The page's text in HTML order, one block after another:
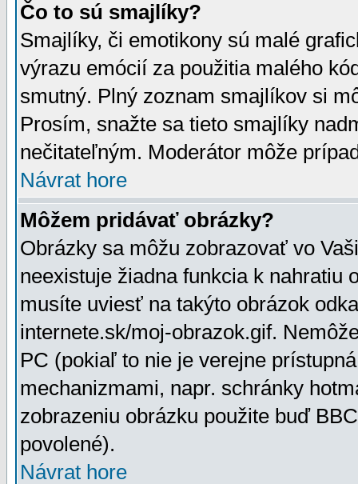
Čo to sú smajlíky?
Smajlíky, či emotikony sú malé
výrazu emócií za použitia malého
smutný. Plný zoznam smajlíkov si
Prosím, snažte sa tieto smajlíky
nečitateľným. Moderátor môže
Návrat hore
Môžem pridávať obrázky?
Obrázky sa môžu zobrazovať vo
neexistuje žiadna funkcia k nahratiu
musíte uviesť na takýto obrázok
internete.sk/moj-obrazok.gif.
PC (pokiaľ to nie je verejne
mechanizmami, napr. schránky
zobrazeniu obrázku použite buď
povolené).
Návrat hore